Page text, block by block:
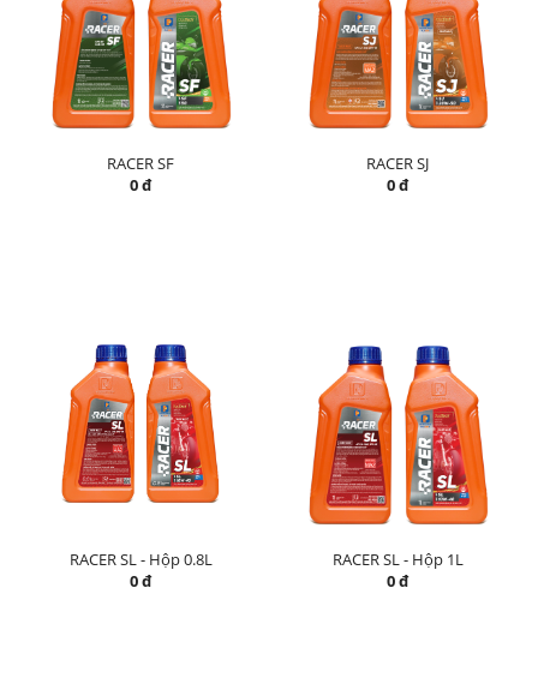
RACER SF
0 đ
RACER SJ
0 đ
RACER SL - Hộp 0.8L
0 đ
RACER SL - Hộp 1L
0 đ